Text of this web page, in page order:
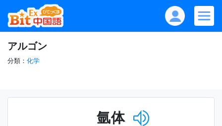
アルゴン
分類： 化学
氩体